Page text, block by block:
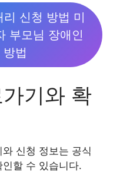
신청 방법 미
부모님 장애인
법
기와 확
신청 정보는 공식
할 수 있습니다.